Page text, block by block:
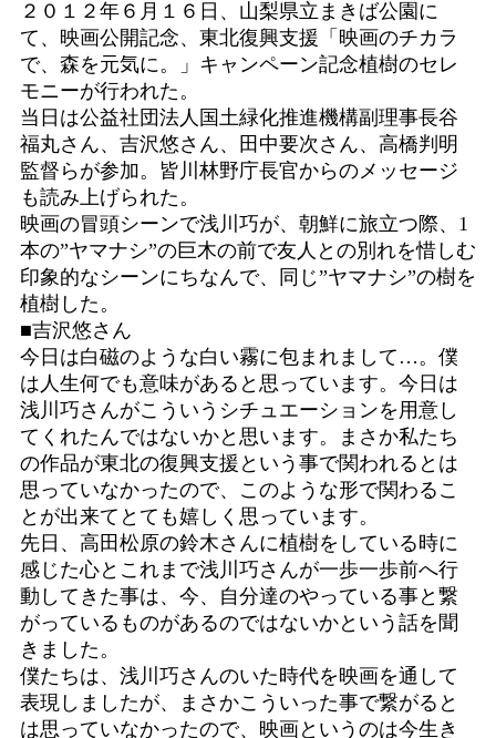
２０１２年６月１６日、山梨県立まきば公園に
て、映画公開記念、東北復興支援「映画のチカラ
で、森を元気に。」キャンペーン記念植樹のセレ
モニーが行われた。
当日は公益社団法人国土緑化推進機構副理事長谷
福丸さん、吉沢悠さん、田中要次さん、高橋判明
監督らが参加。皆川林野庁長官からのメッセージ
も読み上げられた。
映画の冒頭シーンで浅川巧が、朝鮮に旅立つ際、1
本の”ヤマナシ”の巨木の前で友人との別れを惜しむ
印象的なシーンにちなんで、同じ”ヤマナシ”の樹を
植樹した。
■吉沢悠さん
今日は白磁のような白い霧に包まれまして…。僕
は人生何でも意味があると思っています。今日は
浅川巧さんがこういうシチュエーションを用意し
てくれたんではないかと思います。まさか私たち
の作品が東北の復興支援という事で関われるとは
思っていなかったので、このような形で関わるこ
とが出来てとても嬉しく思っています。
先日、高田松原の鈴木さんに植樹をしている時に
感じた心とこれまで浅川巧さんが一歩一歩前へ行
動してきた事は、今、自分達のやっている事と繋
がっているものがあるのではないかという話を聞
きました。
僕たちは、浅川巧さんのいた時代を映画を通して
表現しましたが、まさかこういった事で繋がると
は思っていなかったので、映画というのは今生き